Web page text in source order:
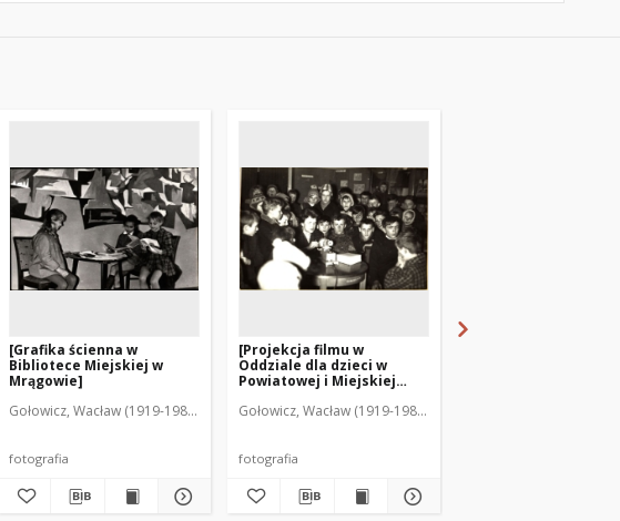
[Grafika ścienna w
Bibliotece Miejskiej w
Mrągowie]
Gołowicz, Wacław (1919-1983). Fot.
fotografia
[Projekcja filmu w
Oddziale dla dzieci w
Powiatowej i Miejskiej
Mrągowie 1963. 2]
Gołowicz, Wacław (1919-1983). Fot.
fotografia